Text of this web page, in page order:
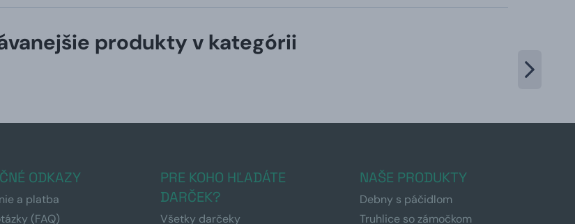
produkty v kategórii
ODKAZY
a platba
(FAQ)
PRE KOHO HĽADÁTE
DARČEK?
Všetky darčeky
NAŠE PRODUKTY
Debny s páčidlom
Truhlice so zámočkom